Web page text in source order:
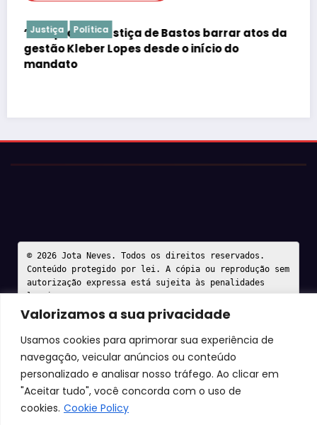
Valorizamos a sua privacidade
Usamos cookies para aprimorar sua experiência de
navegação, veicular anúncios ou conteúdo
personalizado e analisar nosso tráfego. Ao clicar em
"Aceitar tudo", você concorda com o uso de
cookies. Cookie Policy
Justiça Polícia
Justiça barra Festa do Ovo em Bastos por
falta de atestados de segurança
© 2026 Jota Neves. Todos os direitos reservados.
Conteúdo protegido por lei. A cópia ou reprodução sem
autorização expressa está sujeita às penalidades
legais.